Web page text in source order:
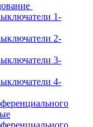
1-
2-
3-
4-